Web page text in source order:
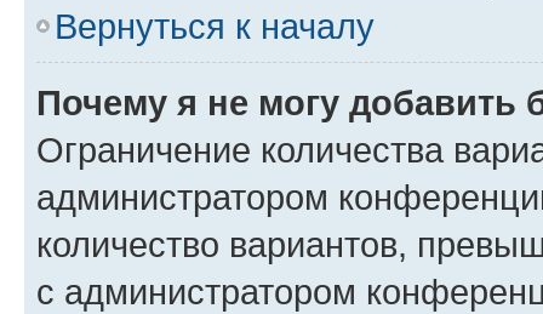
Вернуться к началу
Почему я не могу добавить
Ограничение количества
администратором
количество вариантов,
с администратором